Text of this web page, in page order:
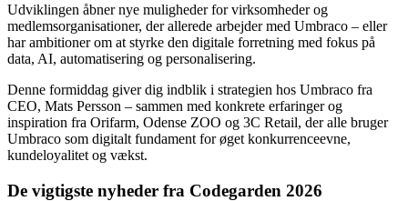
Udviklingen åbner nye muligheder for virksomheder og
medlemsorganisationer, der allerede arbejder med Umbraco – eller
har ambitioner om at styrke den digitale forretning med fokus på
data, AI, automatisering og personalisering.
Denne formiddag giver dig indblik i strategien hos Umbraco fra
CEO, Mats Persson – sammen med konkrete erfaringer og
inspiration fra Orifarm, Odense ZOO og 3C Retail, der alle bruger
Umbraco som digitalt fundament for øget konkurrenceevne,
kundeloyalitet og vækst.
De vigtigste nyheder fra Codegarden 2026